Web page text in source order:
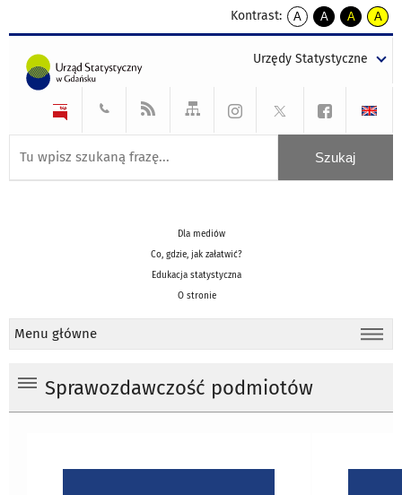
Kontrast:
A
kontrast
A
kontrast
tekst
czarnym
A
kontrast
tekst
czarnym
A
tekst
żółtym
Urzędy Statystyczne
Dla mediów
Co, gdzie, jak załatwić?
Edukacja statystyczna
O stronie
Menu główne
Sprawozdawczość podmiotów